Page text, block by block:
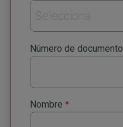
Selecciona
Número de documento
Nombre *